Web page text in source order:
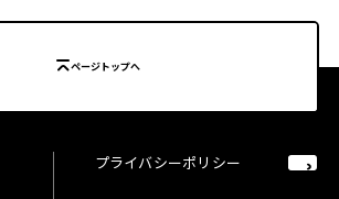
ページトップへ
プライバシーポリシー